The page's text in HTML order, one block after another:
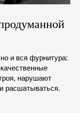
и вся фурнитура:
нарушают
расшатываться.